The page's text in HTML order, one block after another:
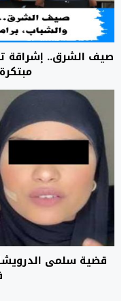
صيف الشرق.. إشراقة
قضية سلمى